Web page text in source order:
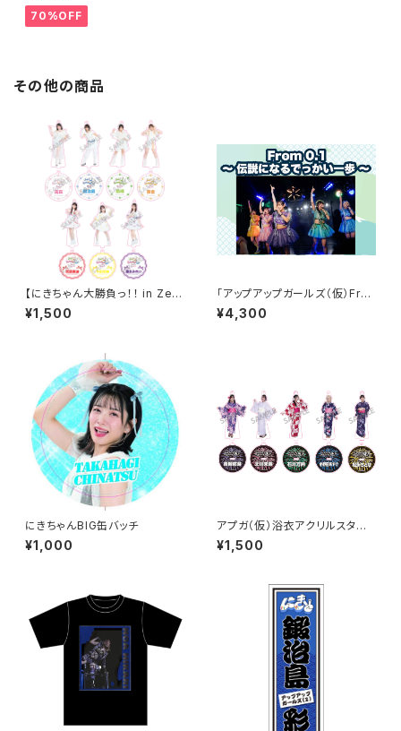
70%OFF
その他の商品
【にきちゃん大勝負っ！！ in Zep
p DiverCity】アクリルスタンド
キーホルダー
¥1,500
「アップアップガールズ（仮）Fro
m 0.1〜 伝説になるでっかい一
歩 〜」サイン入りチケット
¥4,300
にきちゃんBIG缶バッチ
¥1,000
アプガ（仮）浴衣アクリルスタン
ドキーホルダー2026ver.
¥1,500